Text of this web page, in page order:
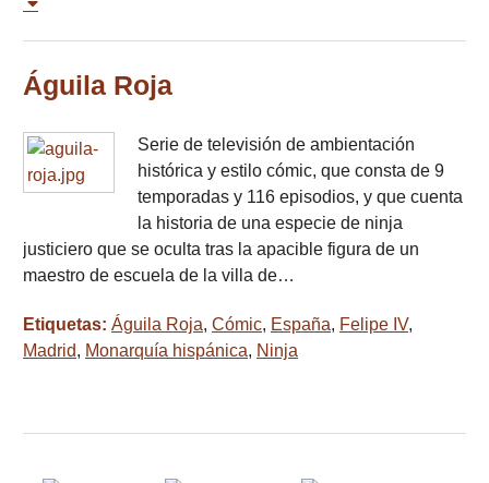
Águila Roja
Serie de televisión de ambientación
histórica y estilo cómic, que consta de 9
temporadas y 116 episodios, y que cuenta
la historia de una especie de ninja
justiciero que se oculta tras la apacible figura de un
maestro de escuela de la villa de…
Etiquetas: Águila Roja, Cómic, España, Felipe IV,
Madrid, Monarquía hispánica, Ninja